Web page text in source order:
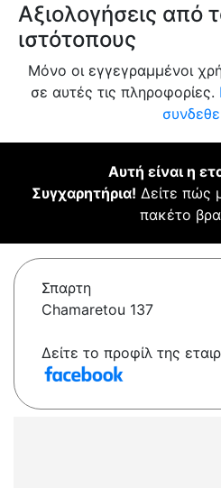
Αξιολογήσεις από
ιστότοπους
Μόνο οι εγγεγραμμένοι
σε αυτές τις πληροφορίες.
Αυτή είναι η
Συγχαρητήρια! Δείτε πώς
πακέτο
Σπαρτη
Chamaretou 137
Δείτε το προφίλ της